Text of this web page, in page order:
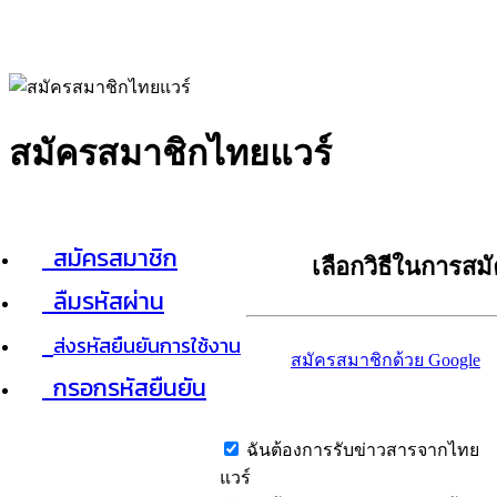
สมัครสมาชิกไทยแวร์
สมัครสมาชิก
ลืมรหัสผ่าน
ส่งรหัสยืนยันการใช้งาน
กรอกรหัสยืนยัน
เลือกวิธีในการส
สมัครสมาชิกด้วย Google
ฉันต้องการรับข่าวสารจากไทย
แวร์